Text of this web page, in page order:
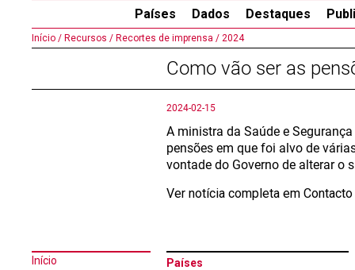
Países Dados Destaques
Início / Recursos / Recortes de imprensa / 2024
Como vão ser as
2024-02-15
A ministra da Saúde e
pensões em que foi alvo de
vontade do Governo de alterar o
Ver notícia completa em Contacto
Início
Países